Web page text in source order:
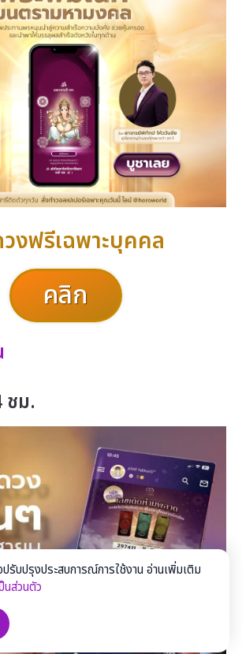
งฟรีเฉพาะบุคคล
คลิก
ชม.
ปรับปรุงประสบการณ์การใช้งาน อ่านเพิ่มเติม
นส่วนตัว